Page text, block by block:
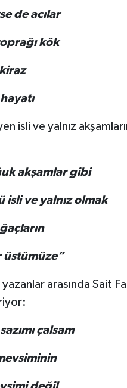
de acılar
kök
isli ve yalnız
akşamlar gibi
ve yalnız olmak
üstümüze”
arasında Sait
çalsam